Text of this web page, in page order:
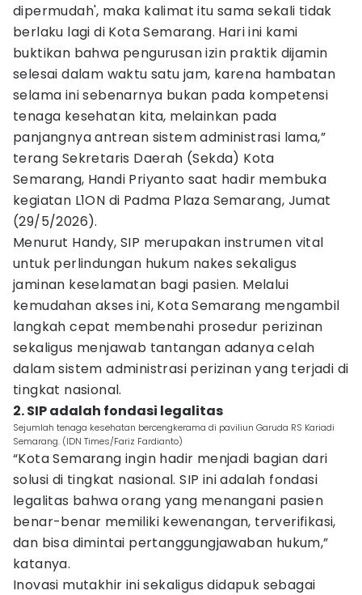
dipermudah', maka kalimat itu sama sekali tidak
berlaku lagi di Kota Semarang. Hari ini kami
buktikan bahwa pengurusan izin praktik dijamin
selesai dalam waktu satu jam, karena hambatan
selama ini sebenarnya bukan pada kompetensi
tenaga kesehatan kita, melainkan pada
panjangnya antrean sistem administrasi lama,”
terang Sekretaris Daerah (Sekda) Kota
Semarang, Handi Priyanto saat hadir membuka
kegiatan L1ON di Padma Plaza Semarang, Jumat
(29/5/2026).
Menurut Handy, SIP merupakan instrumen vital
untuk perlindungan hukum nakes sekaligus
jaminan keselamatan bagi pasien. Melalui
kemudahan akses ini, Kota Semarang mengambil
langkah cepat membenahi prosedur perizinan
sekaligus menjawab tantangan adanya celah
dalam sistem administrasi perizinan yang terjadi di
tingkat nasional.
2. SIP adalah fondasi legalitas
Sejumlah tenaga kesehatan bercengkerama di paviliun Garuda RS Kariadi
Semarang. (IDN Times/Fariz Fardianto)
“Kota Semarang ingin hadir menjadi bagian dari
solusi di tingkat nasional. SIP ini adalah fondasi
legalitas bahwa orang yang menangani pasien
benar-benar memiliki kewenangan, terverifikasi,
dan bisa dimintai pertanggungjawaban hukum,”
katanya.
Inovasi mutakhir ini sekaligus didapuk sebagai